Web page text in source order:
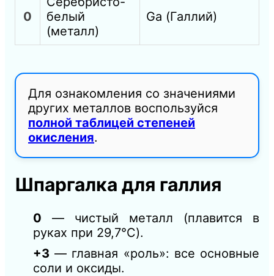
0
белый
(металл)
Ga (Галлий)
Для ознакомления со значениями
других металлов воспользуйся
полной таблицей степеней
окисления.
Шпаргалка для галлия
0 — чистый металл (плавится в
руках при 29,7°C).
+3 — главная «роль»: все основные
соли и оксиды.